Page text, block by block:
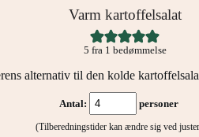
Varm kartoffelsalat
5 fra 1 bedømmelse
alternativ til den kolde
Antal: personer
(Tilberedningstider kan ændre sig ved